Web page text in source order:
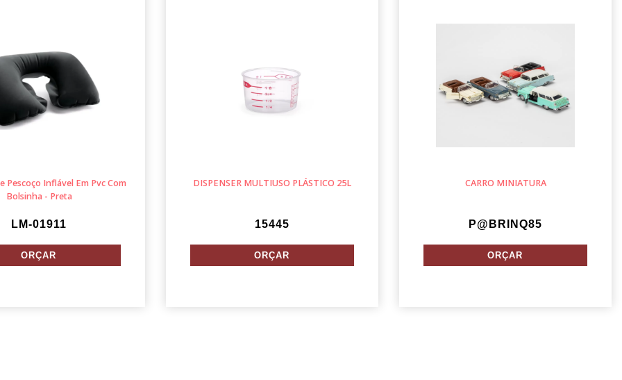
Pescoço Inflável Em Pvc Com
Bolsinha - Preta
LM-01911
DISPENSER MULTIUSO PLÁSTICO 25L
15445
CARRO MINIATURA
P@BRINQ85